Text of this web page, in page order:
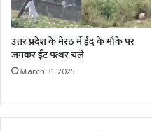
उत्तर प्रदेश के मेरठ में ईद के मौके पर
जमकर ईंट पत्थर चले
March 31, 2025